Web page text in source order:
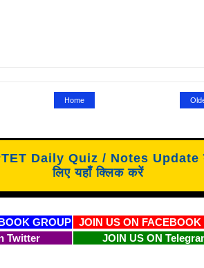
Home
Daily Quiz / Notes Update
लिए यहाँ क्लिक करें
GROUP
JOIN US ON FACEBOOK
Twitter
JOIN US ON